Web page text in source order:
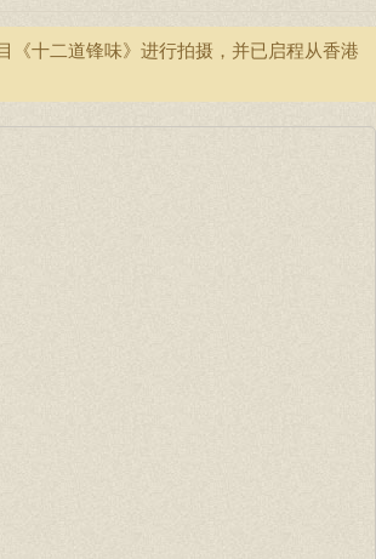
《十二道锋味》进行拍摄，并已启程从香港